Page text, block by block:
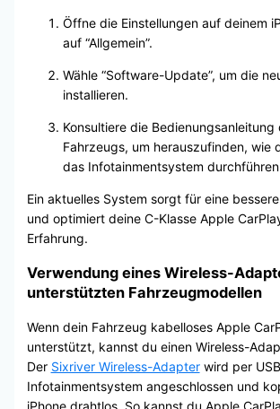
Öffne die Einstellungen auf deinem
auf “Allgemein”.
Wähle “Software-Update”, um die
installieren.
Konsultiere die Bedienungsanleitung
Fahrzeugs, um herauszufinden, wie
das Infotainmentsystem
Ein aktuelles System sorgt für eine
und optimiert deine C-Klasse Apple
Erfahrung.
Verwendung eines Wireless-
unterstützten Fahrzeugmodellen
Wenn dein Fahrzeug kabelloses Apple
unterstützt, kannst du einen Wireless-
Der Sixriver Wireless-Adapterwird per
Infotainmentsystem angeschlossen und
iPhone drahtlos. So kannst du Apple